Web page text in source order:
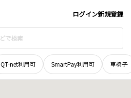
ログイン新規登録
QT-net利用可 SmartPay利用可 車椅子